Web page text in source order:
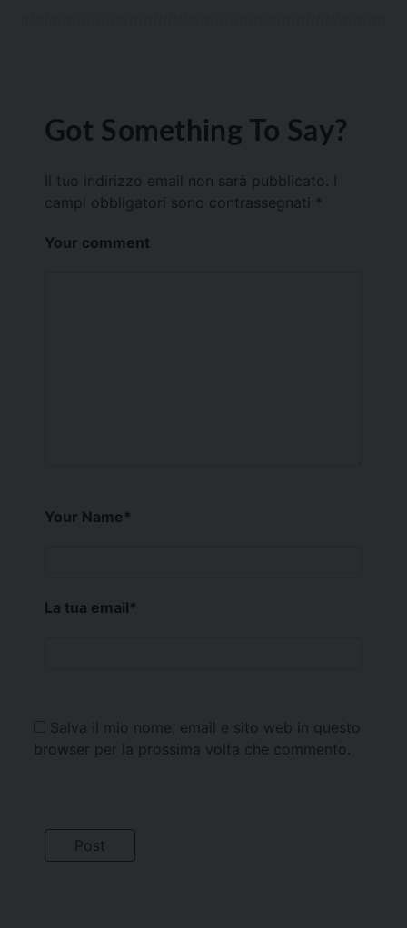
Got Something To Say?
Il tuo indirizzo email non sarà pubblicato.
campi obbligatori sono contrassegnati *
Your comment
Your Name*
La tua email*
Salva il mio nome, email e sito web in questo
browser per la prossima volta che commento.